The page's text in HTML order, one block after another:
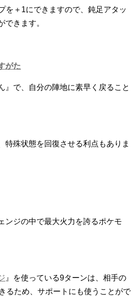
を＋1にできますので、鈍足アタッ
できます。
がた
』で、自分の陣地に素早く戻ること
特殊状態を回復させる利点もありま
ンジの中で最大火力を誇るポケモ
』を使っている9ターンは、相手の
るため、サポートにも使うことがで